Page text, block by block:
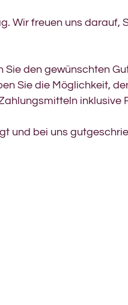
Wir freuen uns darauf,
Sie den gewünschten
Sie die Möglichkeit,
inklusive
und bei uns